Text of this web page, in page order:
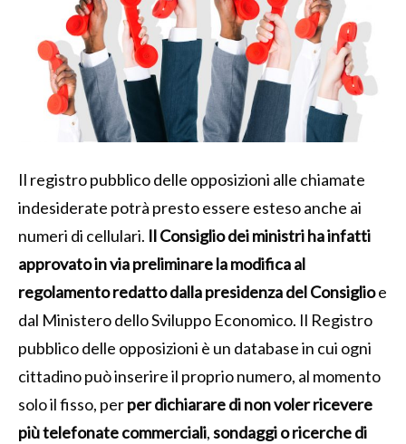
Il registro pubblico delle opposizioni alle chiamate
indesiderate potrà presto essere esteso anche ai
numeri di cellulari. Il Consiglio dei ministri ha infatti
approvato in via preliminare la modifica al
regolamento redatto dalla presidenza del Consiglioe
dal Ministero dello Sviluppo Economico. Il Registro
pubblico delle opposizioni è un database in cui ogni
cittadino può inserire il proprio numero, al momento
solo il fisso, perper dichiarare di non voler ricevere
più telefonate commerciali,sondaggi o ricerche di